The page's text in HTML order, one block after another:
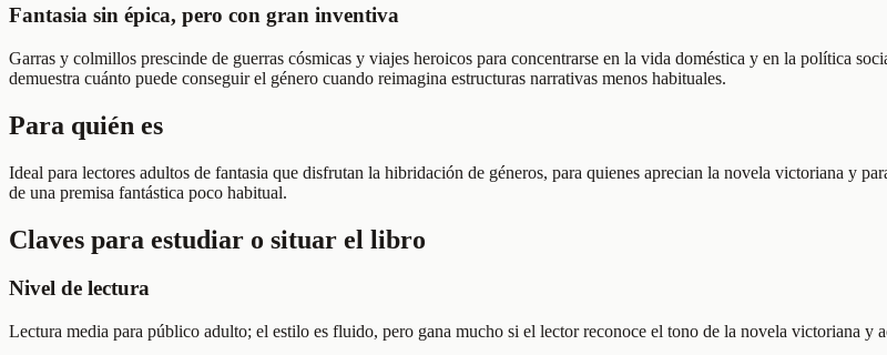
Fantasia sin épica, pero con gran inventiva
Garras y colmillos prescinde de guerras cósmicas y viajes heroicos para concentrarse en la vida doméstica y en la política
demuestra cuánto puede conseguir el género cuando reimagina estructuras narrativas menos habituales.
Para quién es
Ideal para lectores adultos de fantasia que disfrutan la hibridación de géneros, para quienes aprecian la novela victoriana y
de una premisa fantástica poco habitual.
Claves para estudiar o situar el libro
Nivel de lectura
Lectura media para público adulto; el estilo es fluido, pero gana mucho si el lector reconoce el tono de la novela victoriana y